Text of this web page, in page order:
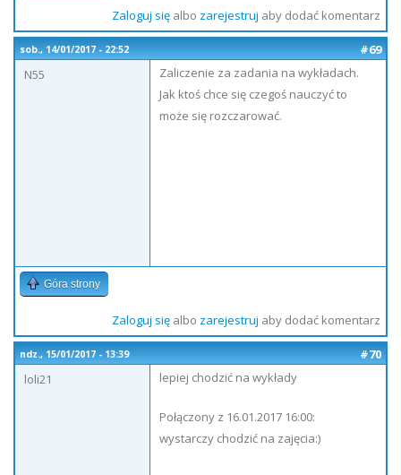
Zaloguj sięalbo zarejestruj aby dodać komentarz
sob., 14/01/2017 - 22:52
#69
N55
Zaliczenie za zadania na wykładach.
Jak ktoś chce się czegoś nauczyć to
może się rozczarować.
Góra strony
Zaloguj sięalbo zarejestruj aby dodać komentarz
ndz., 15/01/2017 - 13:39
#70
loli21
lepiej chodzić na wykłady
Połączony z 16.01.2017 16:00:
wystarczy chodzić na zajęcia:)